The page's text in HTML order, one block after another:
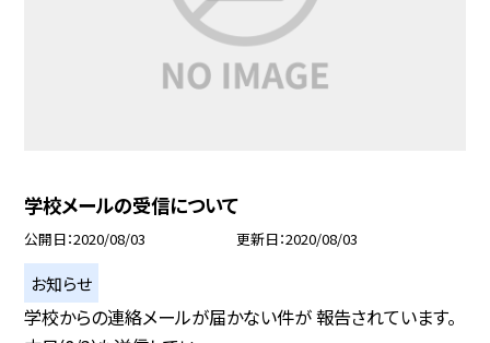
学校メールの受信について
公開日 2020/08/03 更新日 2020/08/03
お知らせ
学校からの連絡メールが届かない件が 報告されています。